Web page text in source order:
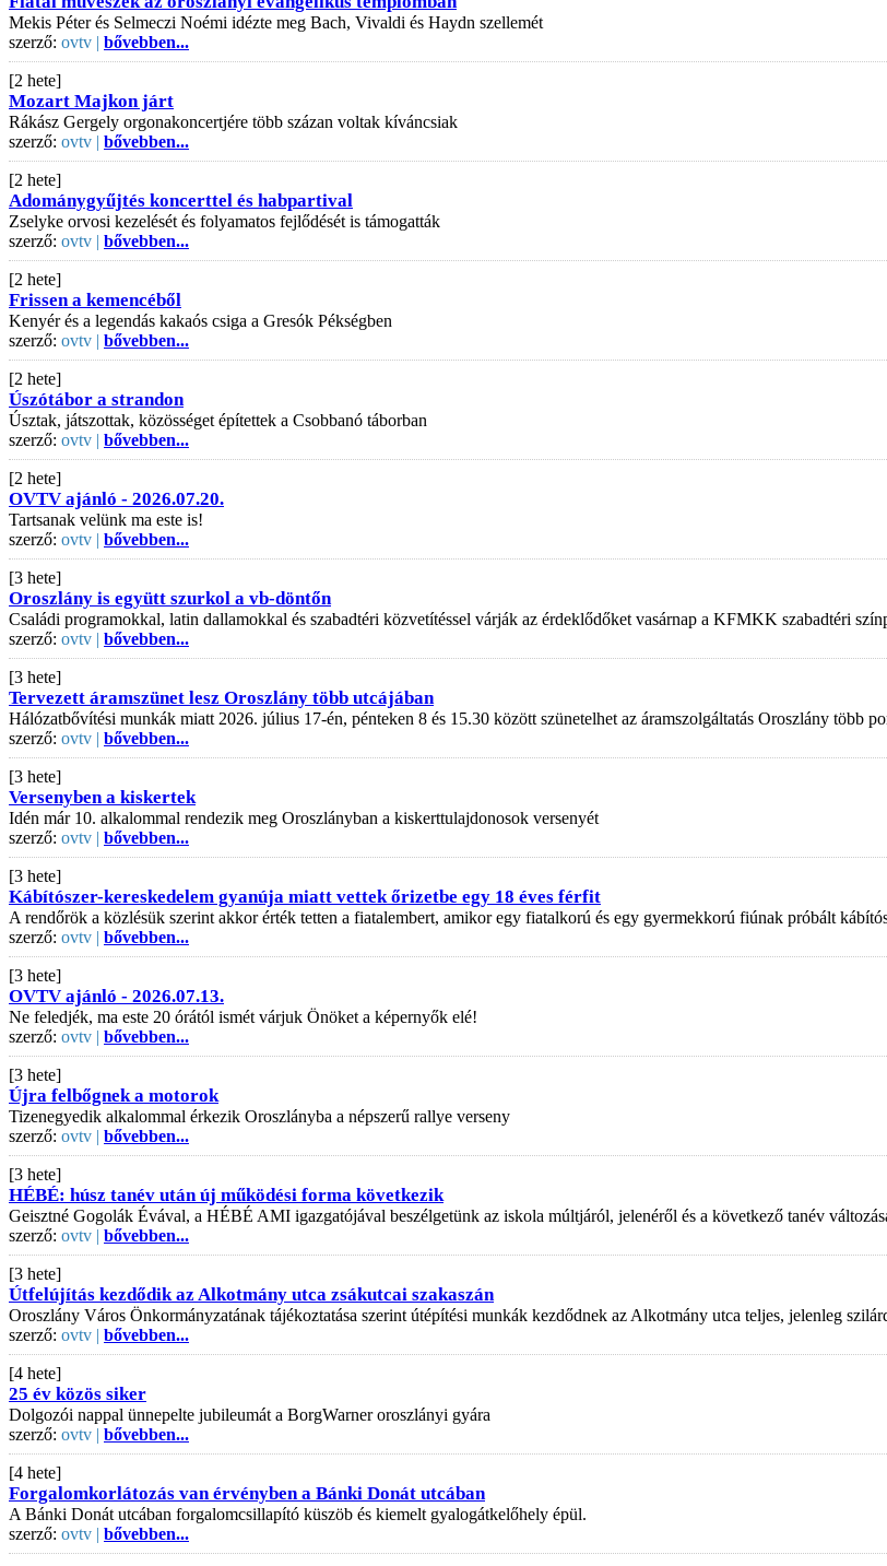
Mekis Péter és Selmeczi Noémi idézte meg Bach, Vivaldi és Haydn szellemét
szerző: ovtv | bővebben...
[2 hete]
Mozart Majkon járt
Rákász Gergely orgonakoncertjére több százan voltak kíváncsiak
szerző: ovtv | bővebben...
[2 hete]
Adománygyűjtés koncerttel és habpartival
Zselyke orvosi kezelését és folyamatos fejlődését is támogatták
szerző: ovtv | bővebben...
[2 hete]
Frissen a kemencéből
Kenyér és a legendás kakaós csiga a Gresók Pékségben
szerző: ovtv | bővebben...
[2 hete]
Úszótábor a strandon
Úsztak, játszottak, közösséget építettek a Csobbanó táborban
szerző: ovtv | bővebben...
[2 hete]
OVTV ajánló - 2026.07.20.
Tartsanak velünk ma este is!
szerző: ovtv | bővebben...
[3 hete]
Oroszlány is együtt szurkol a vb-döntőn
Családi programokkal, latin dallamokkal és szabadtéri közvetítéssel várják az érdeklődőket vasárnap a KFMKK szabadtéri
szerző: ovtv | bővebben...
[3 hete]
Tervezett áramszünet lesz Oroszlány több utcájában
Hálózatbővítési munkák miatt 2026. július 17-én, pénteken 8 és 15.30 között szünetelhet az áramszolgáltatás Oroszlány több
szerző: ovtv | bővebben...
[3 hete]
Versenyben a kiskertek
Idén már 10. alkalommal rendezik meg Oroszlányban a kiskerttulajdonosok versenyét
szerző: ovtv | bővebben...
[3 hete]
Kábítószer-kereskedelem gyanúja miatt vettek őrizetbe egy 18 éves férfit
A rendőrök a közlésük szerint akkor érték tetten a fiatalembert, amikor egy fiatalkorú és egy gyermekkorú fiúnak próbált
szerző: ovtv | bővebben...
[3 hete]
OVTV ajánló - 2026.07.13.
Ne feledjék, ma este 20 órától ismét várjuk Önöket a képernyők elé!
szerző: ovtv | bővebben...
[3 hete]
Újra felbőgnek a motorok
Tizenegyedik alkalommal érkezik Oroszlányba a népszerű rallye verseny
szerző: ovtv | bővebben...
[3 hete]
HÉBÉ: húsz tanév után új működési forma következik
Geisztné Gogolák Évával, a HÉBÉ AMI igazgatójával beszélgetünk az iskola múltjáról, jelenéről és a következő tanév
szerző: ovtv | bővebben...
[3 hete]
Útfelújítás kezdődik az Alkotmány utca zsákutcai szakaszán
Oroszlány Város Önkormányzatának tájékoztatása szerint útépítési munkák kezdődnek az Alkotmány utca teljes, jelenleg
szerző: ovtv | bővebben...
[4 hete]
25 év közös siker
Dolgozói nappal ünnepelte jubileumát a BorgWarner oroszlányi gyára
szerző: ovtv | bővebben...
[4 hete]
Forgalomkorlátozás van érvényben a Bánki Donát utcában
A Bánki Donát utcában forgalomcsillapító küszöb és kiemelt gyalogátkelőhely épül.
szerző: ovtv | bővebben...